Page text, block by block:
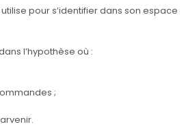
pour s’identifier dans son espace
l’hypothèse où :
;